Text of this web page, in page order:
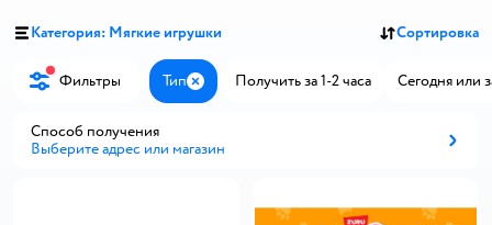
Категория: Мягкие игрушки Сортировка
Фильтры Тип ЗакрытьПолучить за 1-2 часа Сегодня или
Способ получения
Выберите адрес или магазин